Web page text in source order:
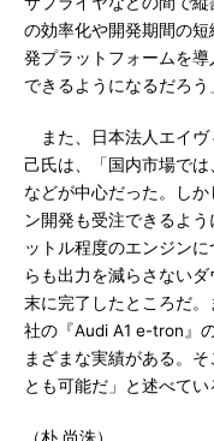
の効率化や開発期間の
発プラットフォームを
できるようになるだろう
また、日本法人エイヴ
己氏は、「国内市場で
などが中心だった。し
ン開発も受注できるよ
ットル程度のエンジン
らも出力を減らさない
末に完了したところだ
社の『Audi A1 e-tron』
まざまな実績がある。
とも可能だ」と述べてい